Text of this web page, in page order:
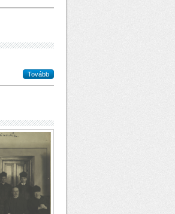
Tovább